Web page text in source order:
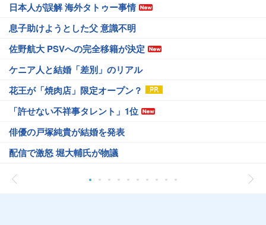
日本人が誤解 海外タトゥー事情
息子助けようとした父 意識不明
佐野航大 PSVへの完全移籍が決定
ケニア人と結婚「差別」のリアル
花王が「焼肉店」限定オープン？
「許せない不祥事タレント」1位
俳優の戸塚純貴が結婚を発表
配信で激怒 堀大輔氏が物議